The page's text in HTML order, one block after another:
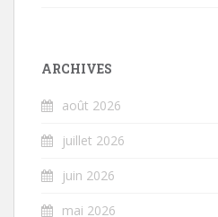
ARCHIVES
août 2026
juillet 2026
juin 2026
mai 2026